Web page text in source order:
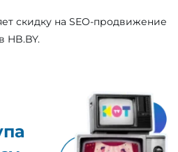
скидку на SEO-продвижение
HB.BY.